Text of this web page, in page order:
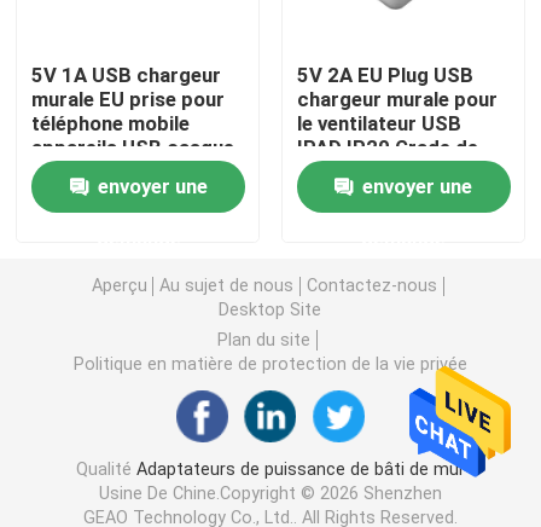
Chargeur rapide GaN
Chargeur de mur d'Usb
Alimentation d'énergie de bâti de mur
Alimentation à découpage
adaptateur de courant alternatif
5V 1A USB chargeur
murale EU prise pour
téléphone mobile
appareils USB casque
de téléphone
intelligentenvoyer une
5V 2A EU Plug USB
chargeur murale pour
le ventilateur USB
IPAD IP20 Grade de
protection CE RoHS
envoyer une
Aperçu Au sujet de nous
Contactez-nous
Desktop Site
Plan du site
Politique en matière de protection de la vie privée
Qualité Adaptateurs de puissance de bâti de mur
Usine De Chine.Copyright © 2026 Shenzhen
GEAO Technology Co., Ltd.. All Rights Reserved.